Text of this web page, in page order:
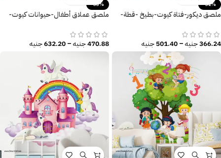
-32%
ملصق ديكور-فتاة كيوت-بطيخ -قطة-
366.24جنيه–
501.40جنيه
-33%
ملصق عملاق أطفال-حيوانات كيوت-
470.88جنيه–
632.20جنيه